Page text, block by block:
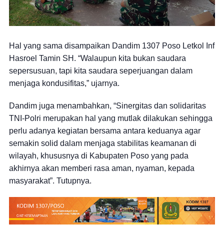
Hal yang sama disampaikan Dandim 1307 Poso Letkol Inf
Hasroel Tamin SH. “Walaupun kita bukan saudara
sepersusuan, tapi kita saudara seperjuangan dalam
menjaga kondusifitas,” ujarnya.
Dandim juga menambahkan, “Sinergitas dan solidaritas
TNI-Polri merupakan hal yang mutlak dilakukan sehingga
perlu adanya kegiatan bersama antara keduanya agar
semakin solid dalam menjaga stabilitas keamanan di
wilayah, khususnya di Kabupaten Poso yang pada
akhirnya akan memberi rasa aman, nyaman, kepada
masyarakat”. Tutupnya.